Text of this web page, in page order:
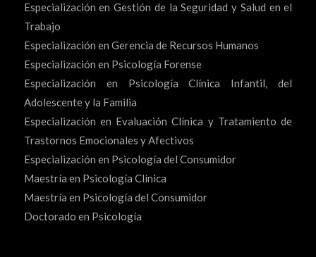
Especialización en Gestión de la Seguridad y Salud en el
Trabajo
Especialización en Gerencia de Recursos Humanos
Especialización en Psicología Forense
Especialización en Psicología Clínica Infantil, del
Adolescente y la Familia
Especialización en Evaluación Clínica y Tratamiento de
Trastornos Emocionales y Afectivos
Especialización en Psicología del Consumidor
Maestría en Psicología Clínica
Maestría en Psicología del Consumidor
Doctorado en Psicología